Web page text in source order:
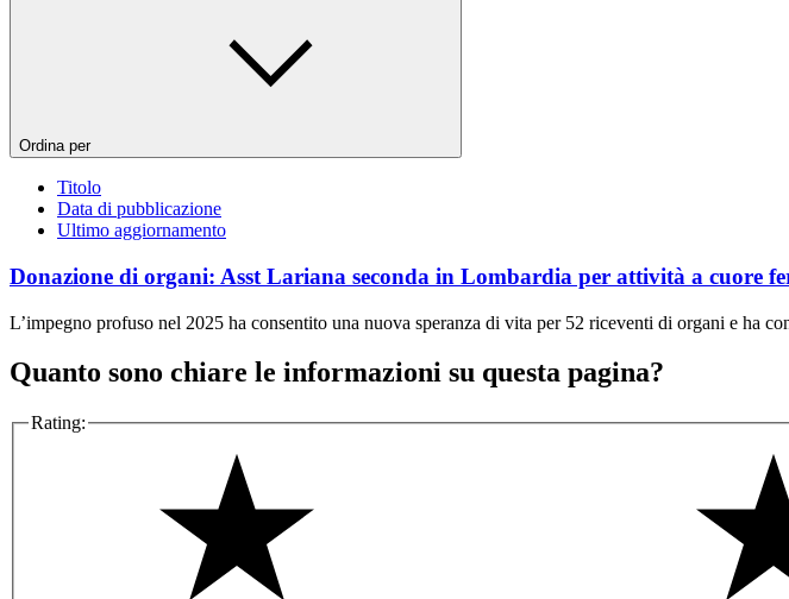
Ordina per
Titolo
Data di pubblicazione
Ultimo aggiornamento
Donazione di organi: Asst Lariana seconda in Lombardia per attività a cuore
L’impegno profuso nel 2025 ha consentito una nuova speranza di vita per 52 riceventi di organi e ha
Quanto sono chiare le informazioni su questa pagina?
Rating: